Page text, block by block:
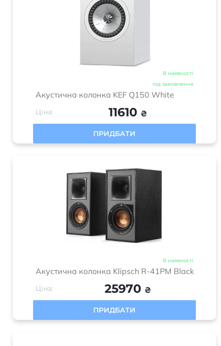
В наявності
під замовлення
Акустична колонка KEF Q150 White
Ціна: 11610 ₴
ПРИДБАТИ
В наявності
Акустична колонка Klipsch R-41PM Black
Ціна: 25970 ₴
ПРИДБАТИ